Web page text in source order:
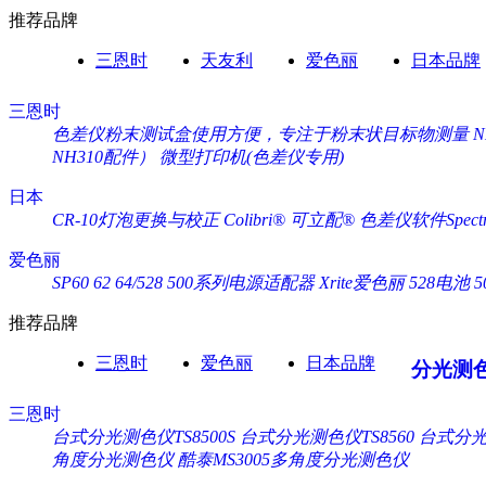
推荐品牌
三恩时 天友利 爱色丽 日本品牌
三恩时
色差仪粉末测试盒使用方便，专注于粉末状目标物测量
NH310配件）
微型打印机(色差仪专用)
日本
CR-10灯泡更换与校正 Colibri® 可立配® 色差仪软件
爱色丽
SP60 62 64/528 500系列电源适配器 Xrite爱色丽 528电池
推荐品牌
三恩时 爱色丽 日本品牌 分光测
三恩时
台式分光测色仪TS8500S 台式分光测色仪TS8560 台式分
角度分光测色仪 酷泰MS3005多角度分光测色仪